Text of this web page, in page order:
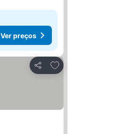
Ver preços
Partilhar
Adicionar aos favoritos